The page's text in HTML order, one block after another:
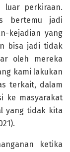
luar perkiraan.
bertemu jadi
kejadian yang
bisa jadi tidak
oleh mereka
kami lakukan
terkait, dalam
ke masyarakat
yang tidak kita
ketika